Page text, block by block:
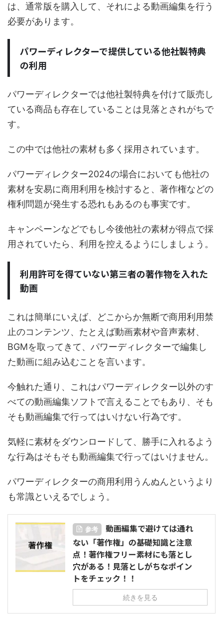
は、通常版を購入して、それによる動画編集を行う
必要があります。
パワーディレクターで提供している他社製特典
の利用
パワーディレクターでは他社製特典を付けて販売し
ている商品も存在していることは見落とされがちで
す。
この中では他社の素材も多く採用されています。
パワーディレクター2024の場合においても他社の
素材を安易に商用利用を検討すると、著作権などの
権利問題が発生する恐れもあるのも事実です。
キャンペーンなどでもし今後他社の素材が得点で採
用されていたら、利用を控えるようにしましょう。
利用許可を得ていない第三者の著作物を入れた
動画
これは簡単にいえば、どこからか無断で商用利用禁
止のコンテンツ、たとえば動画素材や音声素材、
BGMを取ってきて、パワーディレクターで編集し
た動画に組み込むことを言います。
今触れた通り、これはパワーディレクター以外のす
べての動画編集ソフトで言えることでもあり、そも
そも動画編集で行ってはいけない行為です。
気軽に素材をダウンロードして、勝手に入れるよう
な行為はそもそも動画編集で行ってはいけません。
パワーディレクターの商用利用うんぬんというより
も常識といえるでしょう。
参考
動画編集で避けては通れ
ない「著作権」の基礎知識と注意
点！著作権フリー素材にも落とし
穴がある！見落としがちなポイン
トをチェック！！
続きを見る